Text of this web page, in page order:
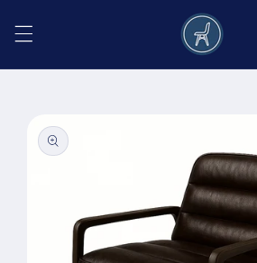
conținut
informațiile
despre
produs